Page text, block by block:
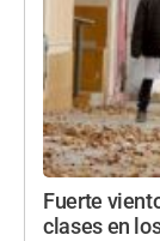
Fuerte
clases en